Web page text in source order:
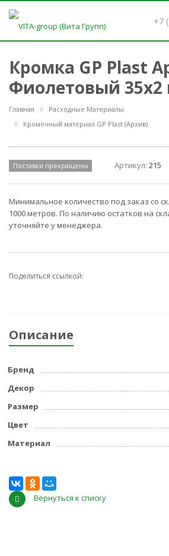
+7
Кромка GP Plast
Фиолетовый
Главная
Расходные Материалы
Кромочный материал GP Plast (Архив)
Поставки прекращены Артикул:215
Минимальное количество под заказ со
1000 метров. По наличию остатков на
уточняйте у менеджера.
Поделиться ссылкой:
Описание
Бренд
Декор
Размер
Цвет
Материал
Вернуться к списку